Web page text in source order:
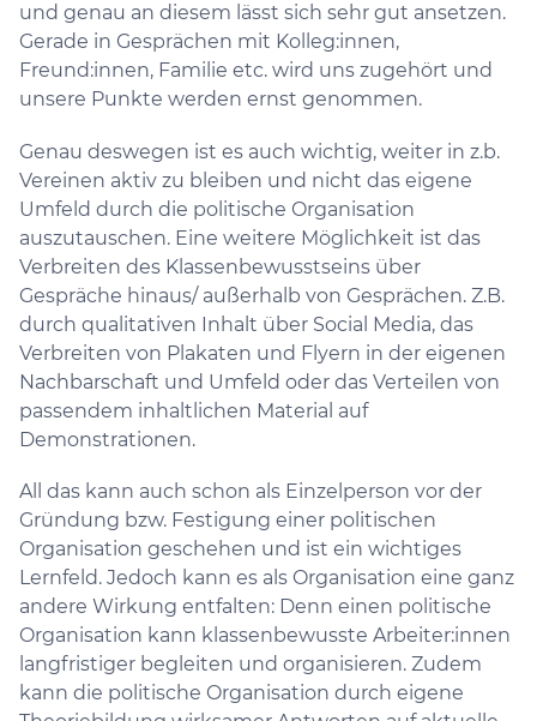
und genau an diesem lässt sich sehr gut ansetzen.
Gerade in Gesprächen mit Kolleg:innen,
Freund:innen, Familie etc. wird uns zugehört und
unsere Punkte werden ernst genommen.
Genau deswegen ist es auch wichtig, weiter in z.b.
Vereinen aktiv zu bleiben und nicht das eigene
Umfeld durch die politische Organisation
auszutauschen. Eine weitere Möglichkeit ist das
Verbreiten des Klassenbewusstseins über
Gespräche hinaus/ außerhalb von Gesprächen. Z.B.
durch qualitativen Inhalt über Social Media, das
Verbreiten von Plakaten und Flyern in der eigenen
Nachbarschaft und Umfeld oder das Verteilen von
passendem inhaltlichen Material auf
Demonstrationen.
All das kann auch schon als Einzelperson vor der
Gründung bzw. Festigung einer politischen
Organisation geschehen und ist ein wichtiges
Lernfeld. Jedoch kann es als Organisation eine ganz
andere Wirkung entfalten: Denn einen politische
Organisation kann klassenbewusste Arbeiter:innen
langfristiger begleiten und organisieren. Zudem
kann die politische Organisation durch eigene